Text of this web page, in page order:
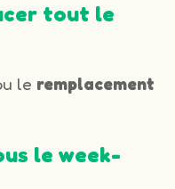
tout le
le remplacement
le week-